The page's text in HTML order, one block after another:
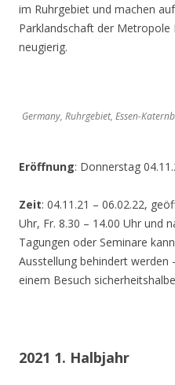
im Ruhrgebiet und machen
Parklandschaft der Metropole
neugierig.
Germany, Ruhrgebiet, Essen-
Eröffnung: Donnerstag
Zeit: 04.11.21 – 06.02.22,
Uhr, Fr. 8.30 – 14.00 Uhr und
Tagungen oder Seminare
Ausstellung behindert
einem Besuch
2021 1. Halbjahr